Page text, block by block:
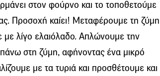
στον φούρνο και το τοποθετούμε
Προσοχή καίει! Μεταφέρουμε τη ζύμη
λίγο ελαιόλαδο. Απλώνουμε την
στη ζύμη, αφήνοντας ένα μικρό
με τα τυριά και προσθέτουμε και